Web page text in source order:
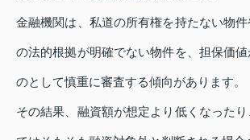
金融機関は、私道の所有権を持たない物
の法的根拠が明確でない物件を、担保価
のとして慎重に審査する傾向があります。
その結果、融資額が想定より低くなった